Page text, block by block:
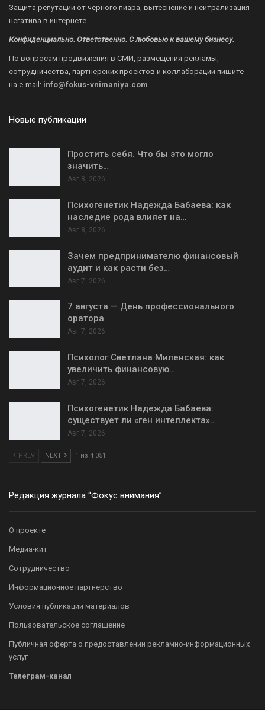
Защита репутации от черного пиара, вытеснение и нейтрализация
негатива в интернете.
Конфиденциально. Ответственно. С любовью к вашему бизнесу.
По вопросам продвижения в СМИ, размещения рекламы,
сотрудничества, партнерских проектов и коллабораций пишите
на e-mail: info@fokus-vnimaniya.com
Новые публикации
Простить себя. Что бы это могло
значить…
Авг 8, 2026
Психогенетик Надежда Бабаева: как
наследие рода влияет на…
Авг 8, 2026
Зачем предпринимателю финансовый
аудит и как расти без…
Авг 7, 2026
7 августа — День профессионального
оратора
Авг 7, 2026
Психолог Светлана Миленская: как
увеличить финансовую…
Авг 7, 2026
Психогенетик Надежда Бабаева:
существует ли «ген интеллекта»…
Авг 7, 2026
PREV NEXT 1 из 4 051
Редакция журнала “Фокус внимания”
О проекте
Медиа-кит
Сотрудничество
Информационное партнерство
Условия публикации материалов
Пользовательское соглашение
Публичная оферта о предоставлении рекламно-информационных
услуг
Телеграм-канал